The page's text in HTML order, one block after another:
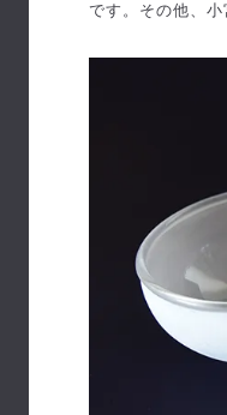
です。その他、